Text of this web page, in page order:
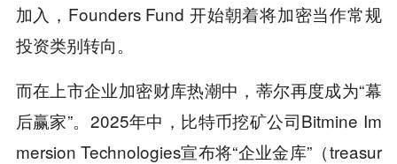
加入，Founders Fund 开始朝着将加密当作常规
投资类别转向。
而在上市企业加密财库热潮中，蒂尔再度成为“幕
后赢家”。2025年中，比特币挖矿公司Bitmine Im
mersion Technologies宣布将“企业金库”（treasur